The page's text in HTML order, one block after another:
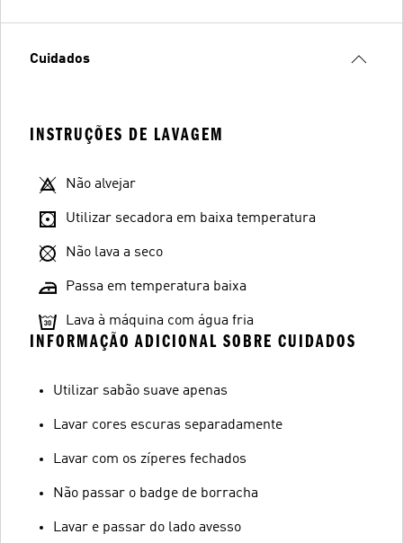
Cuidados
INSTRUÇÕES DE LAVAGEM
Não alvejar
Utilizar secadora em baixa temperatura
Não lava a seco
Passa em temperatura baixa
Lava à máquina com água fria
INFORMAÇÃO ADICIONAL SOBRE CUIDADOS
Utilizar sabão suave apenas
Lavar cores escuras separadamente
Lavar com os zíperes fechados
Não passar o badge de borracha
Lavar e passar do lado avesso